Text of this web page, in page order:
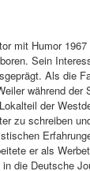
mit Humor
Sein
Als die
während der
der
zu schreiben
er als
die Deutsche